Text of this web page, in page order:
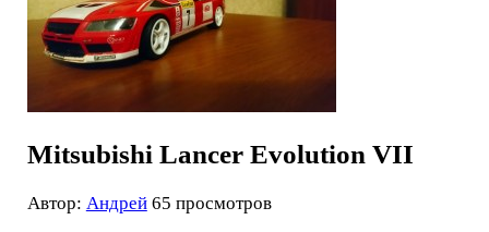
Mitsubishi Lancer Evolution VII
Автор: Андрей 65 просмотров